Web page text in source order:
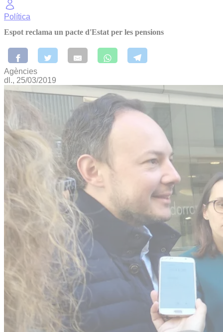
Política
Espot reclama un pacte d'Estat per les pensions
Agències
dl., 25/03/2019